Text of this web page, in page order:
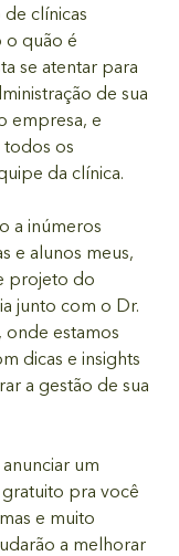
clínicas
o quão é
se atentar para
de sua
empresa, e
todos os
da clínica.
a inúmeros
e alunos meus,
projeto do
junto com o Dr.
onde estamos
dicas e insights
a gestão de sua
um
pra você
e muito
a melhorar